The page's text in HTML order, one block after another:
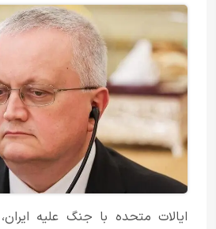
ایالات متحده با جنگ علیه